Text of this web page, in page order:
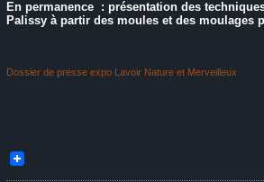
En permanence : présentation des
Palissy à partir des moules et des moulages
Dossier de presse expo Lavoir Nature et Merveilleux